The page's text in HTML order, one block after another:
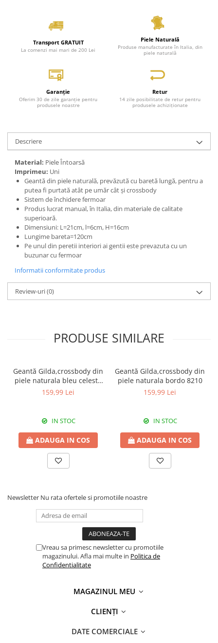
Transport GRATUIT
La comenzi mai mari de 200 Lei
Piele Naturală
Produse manufacturate în Italia, din
piele naturală
Garanție
Oferim 30 de zile garanție pentru
produsele noastre
Retur
14 zile posibilitate de retur pentru
produsele achiziționate
Descriere
Material: Piele Întoarsă
Imprimeu: Uni
Geantă din piele naturală, prevăzută cu baretă lungă, pentru a
putea fi purtată atât pe umăr cât și crossbody
Sistem de închidere fermoar
Produs lucrat manual, în Italia, din materiale de calitate
superioară.
Dimensiuni: L=21cm, l=6cm, H=16cm
Lungime bareta=120cm
Pe unul din peretii interiori ai gentii este prevazuta cu un
buzunar cu fermoar
Informatii conformitate produs
Review-uri(0)
PRODUSE SIMILARE
Geantă Gilda,crossbody din
piele naturala bleu celeste
8210
159,99 Lei
IN STOC
ADAUGA IN COS
Geantă Gilda,crossbody din
piele naturala bordo 8210
159,99 Lei
IN STOC
ADAUGA IN COS
Newsletter Nu rata ofertele si promotiile noastre
Vreau sa primesc newsletter cu promotiile
magazinului. Afla mai multe in Politica de
Confidentialitate
MAGAZINUL MEU
CLIENȚI
DATE COMERCIALE